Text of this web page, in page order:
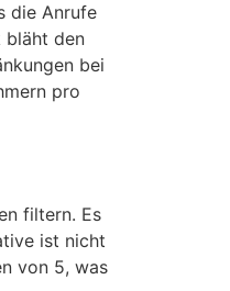
die Anrufe
bläht den
bei
pro
filtern. Es
ist nicht
von 5, was